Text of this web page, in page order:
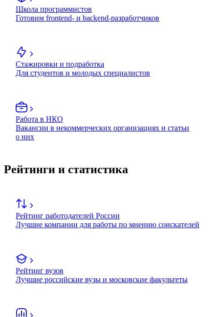
Школа программистов
Готовим frontend- и backend-разработчиков
Стажировки и подработка
Для студентов и молодых специалистов
Работа в НКО
Вакансии в некоммерческих организациях и статьи
о них
Рейтинги и статистика
Рейтинг работодателей России
Лучшие компании для работы по мнению соискателей
Рейтинг вузов
Лучшие российские вузы и московские факультеты